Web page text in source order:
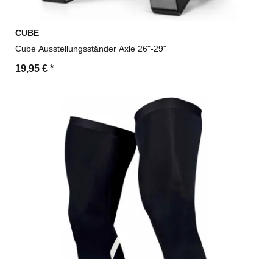
CUBE
Cube Ausstellungsständer Axle 26"-29"
19,95 € *